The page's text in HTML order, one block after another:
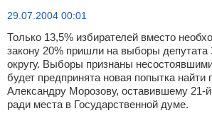
29.07.2004 00:01
Только 13,5% избирателей вместо
закону 20% пришли на выборы
округу. Выборы признаны
будет предпринята новая попытка найти
Александру Морозову, оставившему 21-й
ради места в Государственной думе.